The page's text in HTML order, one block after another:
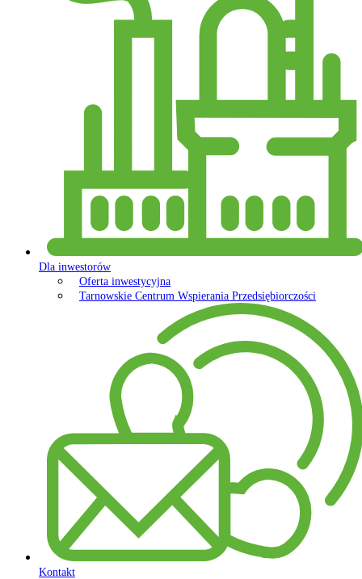
Dla inwestorów
Oferta inwestycyjna
Tarnowskie Centrum Wspierania Przedsiębiorczości
Kontakt